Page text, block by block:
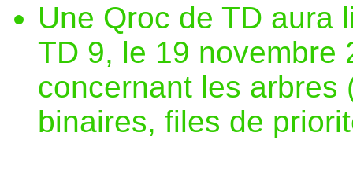
Une Qroc de TD aura
TD 9, le 19 novembre
concernant les arbres
binaires, files de